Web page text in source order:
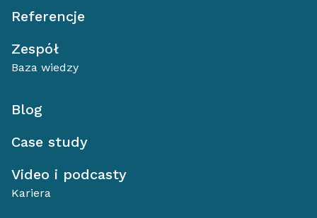
Referencje
Zespół
Baza wiedzy
Blog
Case study
Video i podcasty
Kariera